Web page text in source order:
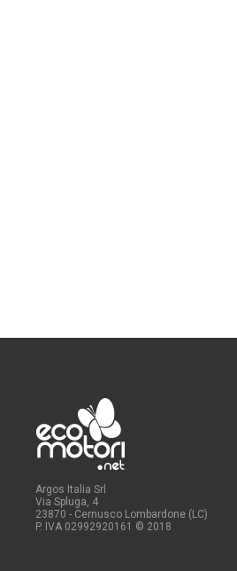
Argos Italia Srl
Via Spluga, 4
23870 - Cernusco Lombardone (LC)
P. IVA 02992920161 © 2018